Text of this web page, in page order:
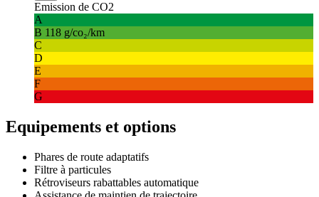
Emission de CO2
A
B 118 g/co₂/km
C
D
E
F
G
Equipements et options
Phares de route adaptatifs
Filtre à particules
Rétroviseurs rabattables automatique